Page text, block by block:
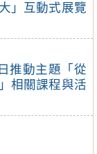
」互動式展覽
推動主題「從
相關課程與活